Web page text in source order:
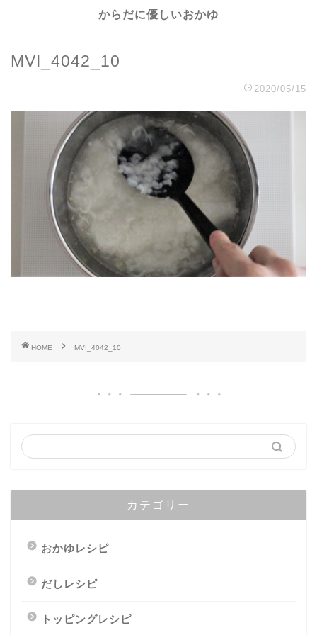
からだに優しいおかゆ
MVI_4042_10
2020/05/15
HOME MVI_4042_10
カテゴリー
おかゆレシピ
だしレシピ
トッピングレシピ